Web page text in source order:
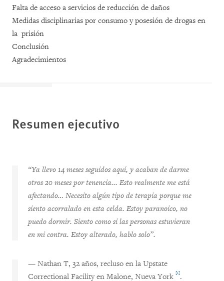
Falta de acceso a servicios de reducción de daños
Medidas disciplinarias por consumo y posesión de drogas en
la prisión
Conclusión
Agradecimientos
Resumen ejecutivo
“Ya llevo 14 meses seguidos aquí, y acaban de darme
otros 20 meses por tenencia... Esto realmente me está
afectando… Necesito algún tipo de terapia porque me
siento acorralado en esta celda. Estoy paranoico, no
puedo dormir. Siento como si las personas estuvieran
en mi contra. Estoy alterado, hablo solo”.
— Nathan T, 32 años, recluso en la Upstate
Correctional Facility en Malone, Nueva York [1].